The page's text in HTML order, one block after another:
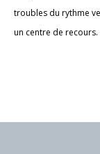
troubles du rythme
un centre de recours.